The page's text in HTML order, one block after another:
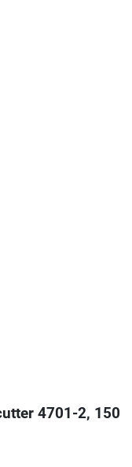
4701-2, 150